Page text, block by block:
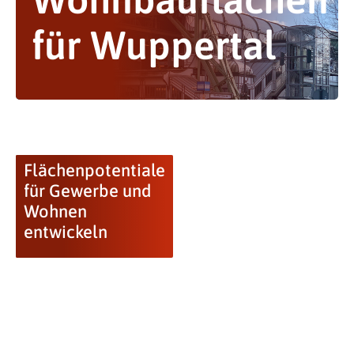
für Wuppertal
Flächenpotentiale
für Gewerbe und
Wohnen
entwickeln